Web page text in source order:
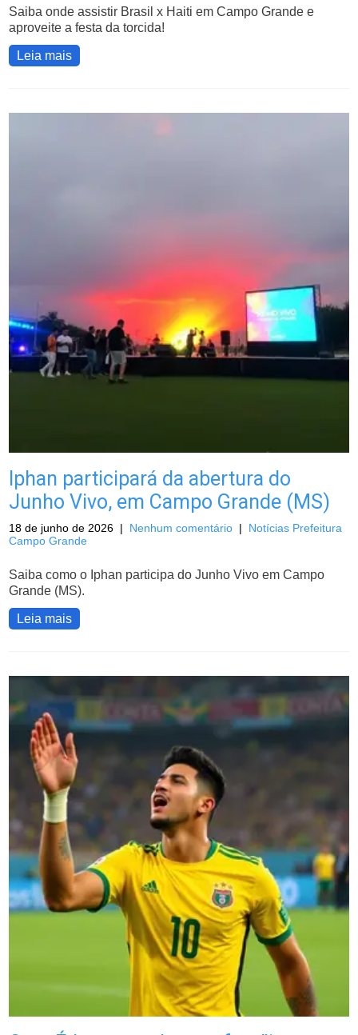
Saiba onde assistir Brasil x Haiti em Campo Grande e
aproveite a festa da torcida!
Leia mais
Iphan participará da abertura do
Junho Vivo, em Campo Grande (MS)
18 de junho de 2026 | Nenhum comentário | Notícias Prefeitura
Campo Grande
Saiba como o Iphan participa do Junho Vivo em Campo
Grande (MS).
Leia mais